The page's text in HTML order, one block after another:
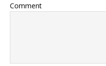
Comment